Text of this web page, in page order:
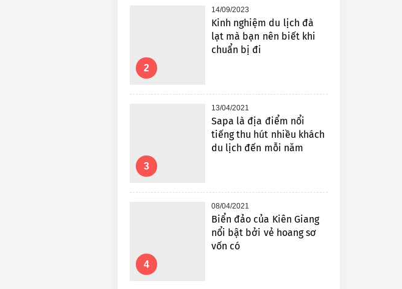
2
14/09/2023
Kinh nghiệm du lịch đà
lạt mà bạn nên biết khi
chuẩn bị đi
3
13/04/2021
Sapa là địa điểm nổi
tiếng thu hút nhiều khách
du lịch đến mỗi năm
4
08/04/2021
Biển đảo của Kiên Giang
nổi bật bởi vẻ hoang sơ
vốn có